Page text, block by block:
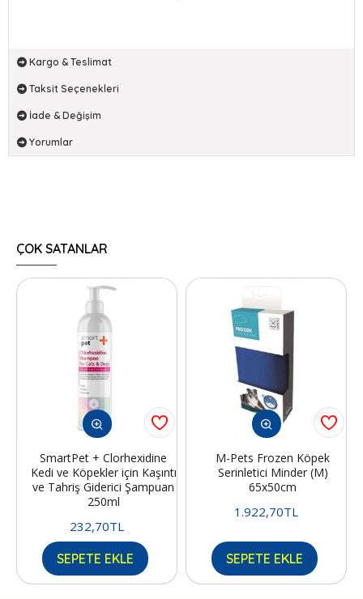
Kargo & Teslimat
Taksit Seçenekleri
İade & Değişim
Yorumlar
ÇOK SATANLAR
SmartPet + Clorhexidine
Kedi ve Köpekler için Kaşıntı
ve Tahriş Giderici Şampuan
250ml
232,70TL
SEPETE EKLE
M-Pets Frozen Köpek
Serinletici Minder (M)
65x50cm
1.922,70TL
SEPETE EKLE